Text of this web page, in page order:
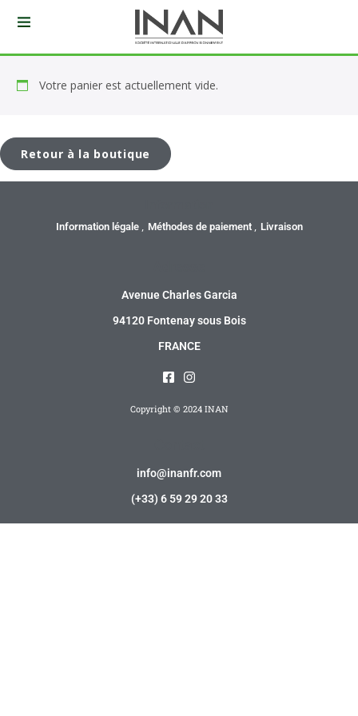
Votre panier est actuellement vide.
Retour à la boutique
Information légale Méthodes de paiement Livraison
Avenue Charles Garcia
94120 Fontenay sous Bois
FRANCE
Copyright © 2024 INAN
info@inanfr.com
(+33) 6 59 29 20 33